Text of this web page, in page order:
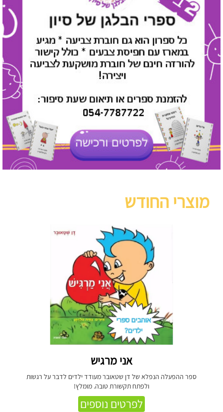
מוצרי החודש
אני מרגיש
ספר ההפעלה הנפלא של דן שטאובר מעודד ילדים לדבר על רגשות
ולפתח תקשורת טובה. מומלץ!
לפרטים נוספים